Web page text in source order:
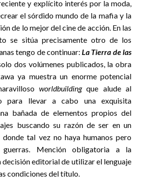
y explícito interés por la moda,
el sórdido mundo de la mafia y la
de lo mejor del cine de acción. En las
se sitúa precisamente otro de los
tengo de continuar: La Tierra de las
dos volúmenes publicados, la obra
ya muestra un enorme potencial
worldbuildingque alude al
para llevar a cabo una exquisita
bañada de elementos propios del
buscando su razón de ser en un
tal vez no haya humanos pero
guerras. Mención obligatoria a la
editorial de utilizar el lenguaje
condiciones del título.